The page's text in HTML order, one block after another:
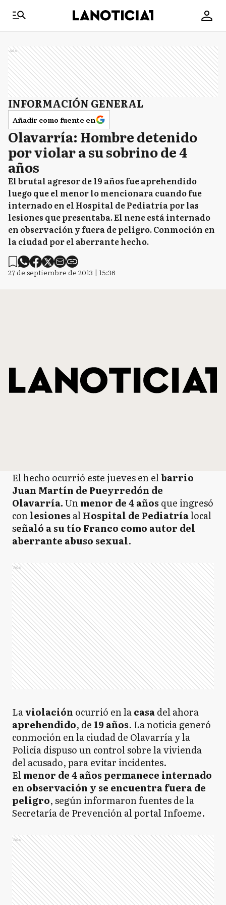
Ads
INFORMACIÓN GENERAL
Añadir como fuente en
Olavarría: Hombre detenido
por violar a su sobrino de 4
años
El brutal agresor de 19 años fue aprehendido
luego que el menor lo mencionara cuando fue
internado en el Hospital de Pediatría por las
lesiones que presentaba. El nene está internado
en observación y fuera de peligro. Conmoción en
la ciudad por el aberrante hecho.
27 de septiembre de 2013 | 15:36
El hecho ocurrió este jueves en elbarrio
Juan Martín de Pueyrredón de
Olavarría.Unmenor de 4 años que ingresó
conlesiones alHospital de Pediatríalocal
señaló a su tío Franco como autor del
aberrante abuso sexual.
Ads
Laviolación ocurrió en lacasadel ahora
aprehendido, de 19 años. La noticia generó
conmoción en la ciudad de Olavarría y la
Policía dispuso un control sobre la vivienda
del acusado, para evitar incidentes.
Elmenor de 4 años permanece internado
en observación y se encuentra fuera de
peligro, según informaron fuentes de la
Secretaría de Prevención al portal Infoeme.
Ads